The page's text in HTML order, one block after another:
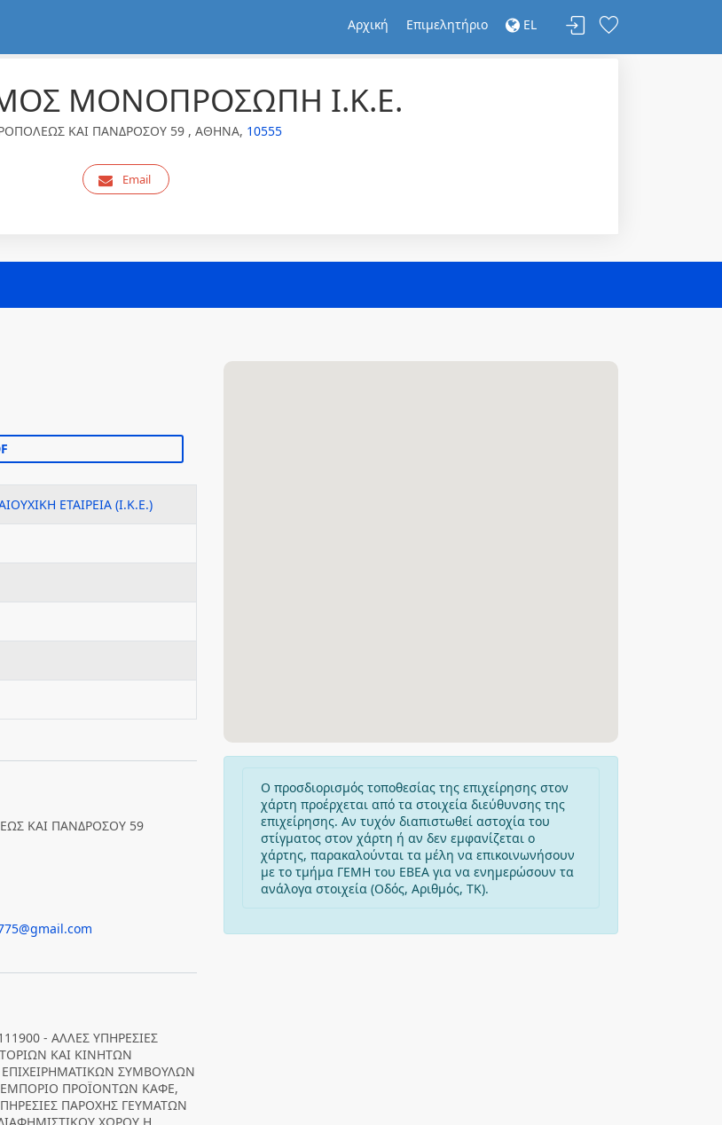
Αρχική Επιμελητήριο EL
ΜΟΝΟΠΡΟΣΩΠΗ Ι.Κ.Ε.
ΚΑΙ ΠΑΝΔΡΟΣΟΥ 59 , ΑΘΗΝΑ, 10555
Email
ΕΤΑΙΡΕΙΑ (Ι.Κ.Ε.)
ΚΑΙ ΠΑΝΔΡΟΣΟΥ 59
- ΑΛΛΕΣ ΥΠΗΡΕΣΙΕΣ
ΚΑΙ ΚΙΝΗΤΩΝ
ΣΥΜΒΟΥΛΩΝ
ΕΜΠΟΡΙΟ ΠΡΟΪΟΝΤΩΝ ΚΑΦΕ,
ΠΑΡΟΧΗΣ ΓΕΥΜΑΤΩΝ
Ο προσδιορισμός τοποθεσίας της επιχείρησης στον
χάρτη προέρχεται από τα στοιχεία διεύθυνσης της
επιχείρησης. Αν τυχόν διαπιστωθεί αστοχία του
στίγματος στον χάρτη ή αν δεν εμφανίζεται ο
χάρτης, παρακαλούνται τα μέλη να επικοινωνήσουν
με το τμήμα ΓΕΜΗ του ΕΒΕΑ για να ενημερώσουν τα
ανάλογα στοιχεία (Οδός, Αριθμός, ΤΚ).